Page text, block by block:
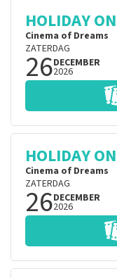
HOLIDAY
Cinema of Dreams
ZATERDAG
26DECEMBER
2026
HOLIDAY
Cinema of Dreams
ZATERDAG
26DECEMBER
2026